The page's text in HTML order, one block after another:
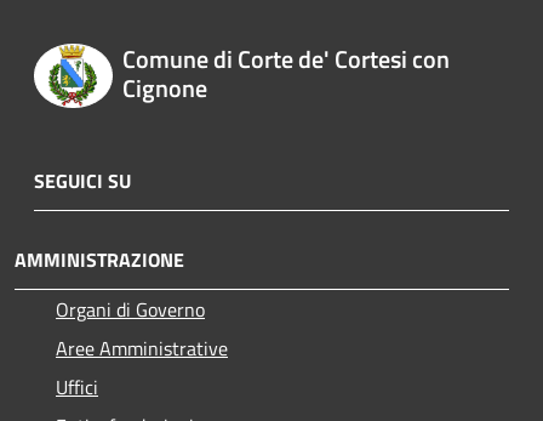
Comune di Corte de' Cortesi con
Cignone
SEGUICI SU
AMMINISTRAZIONE
Organi di Governo
Aree Amministrative
Uffici